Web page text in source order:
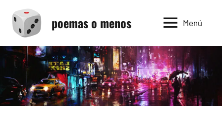
contenido
poemas o menos Menú